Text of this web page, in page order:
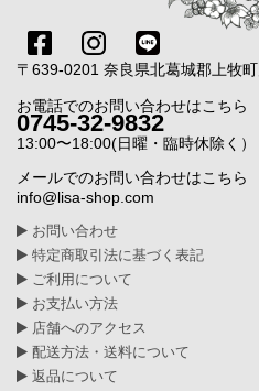
〒639-0201 奈良県北葛城郡上牧
お電話でのお問い合わせはこちら
0745-32-9832
13:00〜18:00(日曜・臨時休除く）
メールでのお問い合わせはこちら
info@lisa-shop.com
お問い合わせ
特定商取引法に基づく表記
ご利用について
お支払い方法
店舗へのアクセス
配送方法・送料について
返品について